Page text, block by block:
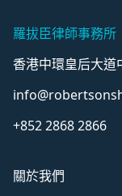
關於我們
羅拔臣律師事務所
香港中環皇后大道
+852 2868 2866